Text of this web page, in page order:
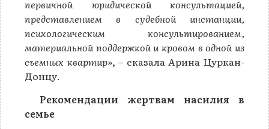
первичной юридической консультацией,
представлением в судебной инстанции,
психологическим консультированием,
материальной поддержкой и кровом в одной из
съемных квартир», – сказала Арина Цуркан-
Донцу.
Рекомендации жертвам насилия в
семье